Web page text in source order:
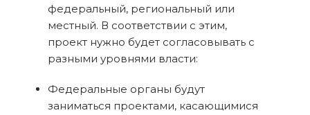
федеральный, региональный или
местный. В соответствии с этим,
проект нужно будет согласовывать с
разными уровнями власти:
Федеральные органы будут
заниматься проектами, касающимися